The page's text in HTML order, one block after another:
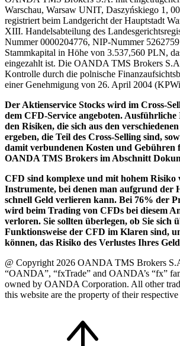
Warschau, Warsaw UNIT, Daszyńskiego 1,
registriert beim Landgericht der Hauptstadt
XIII. Handelsabteilung des
Nummer 0000204776, NIP-Nummer
Stammkapital in Höhe von 3.537,560 PLN,
eingezahlt ist. Die OANDA TMS Brokers
Kontrolle durch die polnische
einer Genehmigung von 26. April 2004
Der Aktienservice Stocks wird im Cross-
dem CFD-Service angeboten.
den Risiken, die sich aus den
ergeben, die Teil des Cross-Selling sind,
damit verbundenen Kosten und Gebühren
OANDA TMS Brokers im Abschnitt
CFD sind komplexe und mit hohem Risiko
Instrumente, bei denen man aufgrund der
schnell Geld verlieren kann. Bei 76% der
wird beim Trading von CFDs bei diesem
verloren. Sie sollten überlegen, ob Sie sich
Funktionsweise der CFD im Klaren sind,
können, das Risiko des Verlustes Ihres
@ Copyright 2026 OANDA TMS Brokers
“OANDA”, “fxTrade” and OANDA’s “fx”
owned by OANDA Corporation. All other
this website are the property of their